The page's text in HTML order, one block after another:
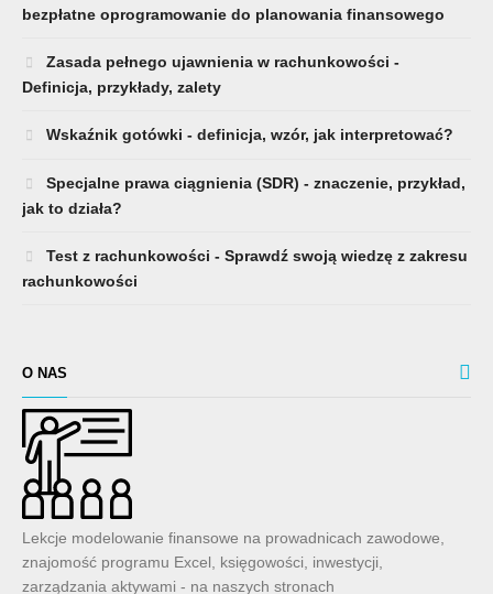
bezpłatne oprogramowanie do planowania finansowego
Zasada pełnego ujawnienia w rachunkowości -
Definicja, przykłady, zalety
Wskaźnik gotówki - definicja, wzór, jak interpretować?
Specjalne prawa ciągnienia (SDR) - znaczenie, przykład,
jak to działa?
Test z rachunkowości - Sprawdź swoją wiedzę z zakresu
rachunkowości
O NAS
Lekcje modelowanie finansowe na prowadnicach zawodowe,
znajomość programu Excel, księgowości, inwestycji,
zarządzania aktywami - na naszych stronach